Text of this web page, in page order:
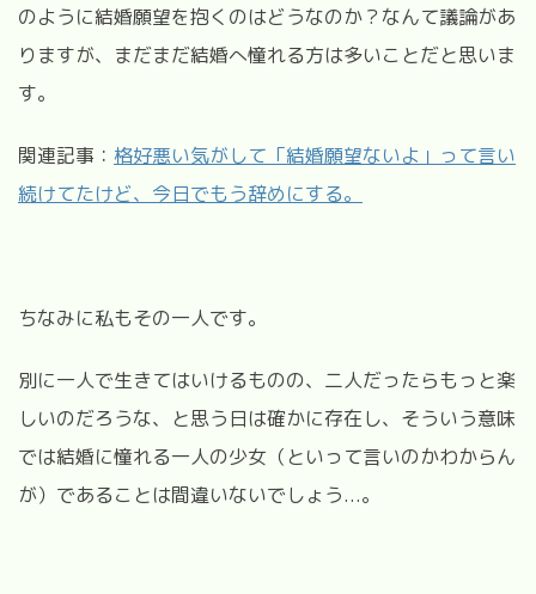
のように結婚願望を抱くのはどうなのか？なんて議論があ
りますが、まだまだ結婚へ憧れる方は多いことだと思いま
す。
関連記事： 格好悪い気がして「結婚願望ないよ」って言い
続けてたけど、今日でもう辞めにする。
ちなみに私もその一人です。
別に一人で生きてはいけるものの、二人だったらもっと楽
しいのだろうな、と思う日は確かに存在し、そういう意味
では結婚に憧れる一人の少女（といって言いのかわからん
が）であることは間違いないでしょう...。